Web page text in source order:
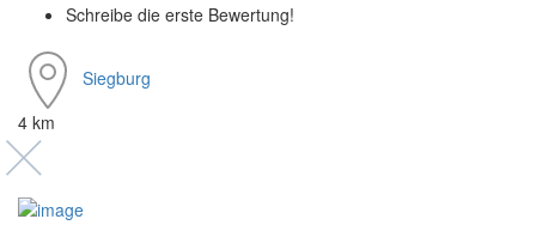
Schreibe die erste Bewertung!
Siegburg
4 km